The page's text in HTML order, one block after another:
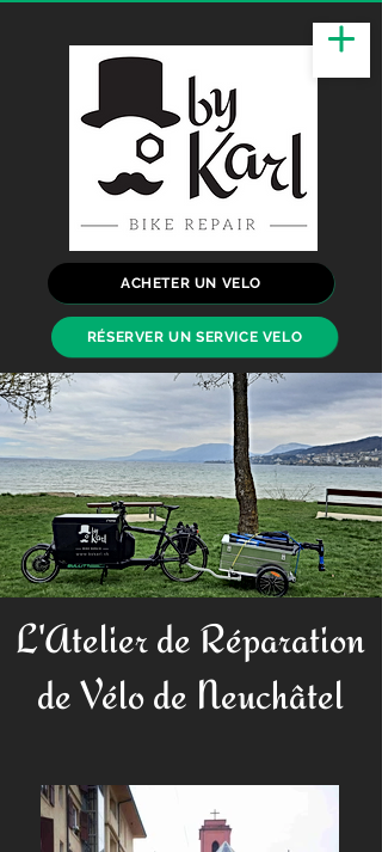
RÉSERVER UN SERVICE VELO
ACHETER UN VELO
L'Atelier de Réparation
de Vélo de Neuchâtel